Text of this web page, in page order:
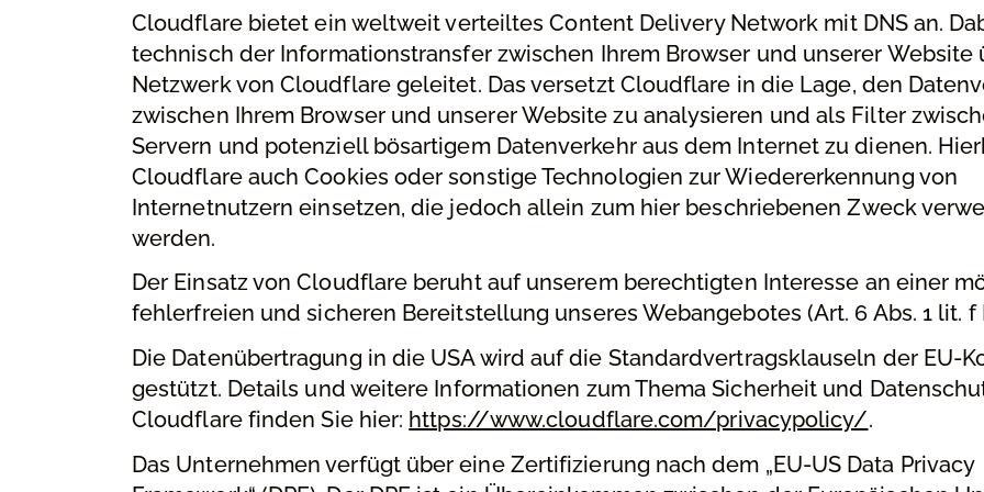
Cloudflare bietet ein weltweit verteiltes Content Delivery Network mit DNS an.
technisch der Informationstransfer zwischen Ihrem Browser und unserer Website
Netzwerk von Cloudflare geleitet. Das versetzt Cloudflare in die Lage, den
zwischen Ihrem Browser und unserer Website zu analysieren und als Filter
Servern und potenziell bösartigem Datenverkehr aus dem Internet zu dienen.
Cloudflare auch Cookies oder sonstige Technologien zur Wiedererkennung von
Internetnutzern einsetzen, die jedoch allein zum hier beschriebenen Zweck
werden.
Der Einsatz von Cloudflare beruht auf unserem berechtigten Interesse an einer
fehlerfreien und sicheren Bereitstellung unseres Webangebotes (Art. 6 Abs. 1 lit. f
Die Datenübertragung in die USA wird auf die Standardvertragsklauseln der EU-
gestützt. Details und weitere Informationen zum Thema Sicherheit und
Cloudflare finden Sie hier: https://www.cloudflare.com/privacypolicy/.
Das Unternehmen verfügt über eine Zertifizierung nach dem „EU-US Data Privacy